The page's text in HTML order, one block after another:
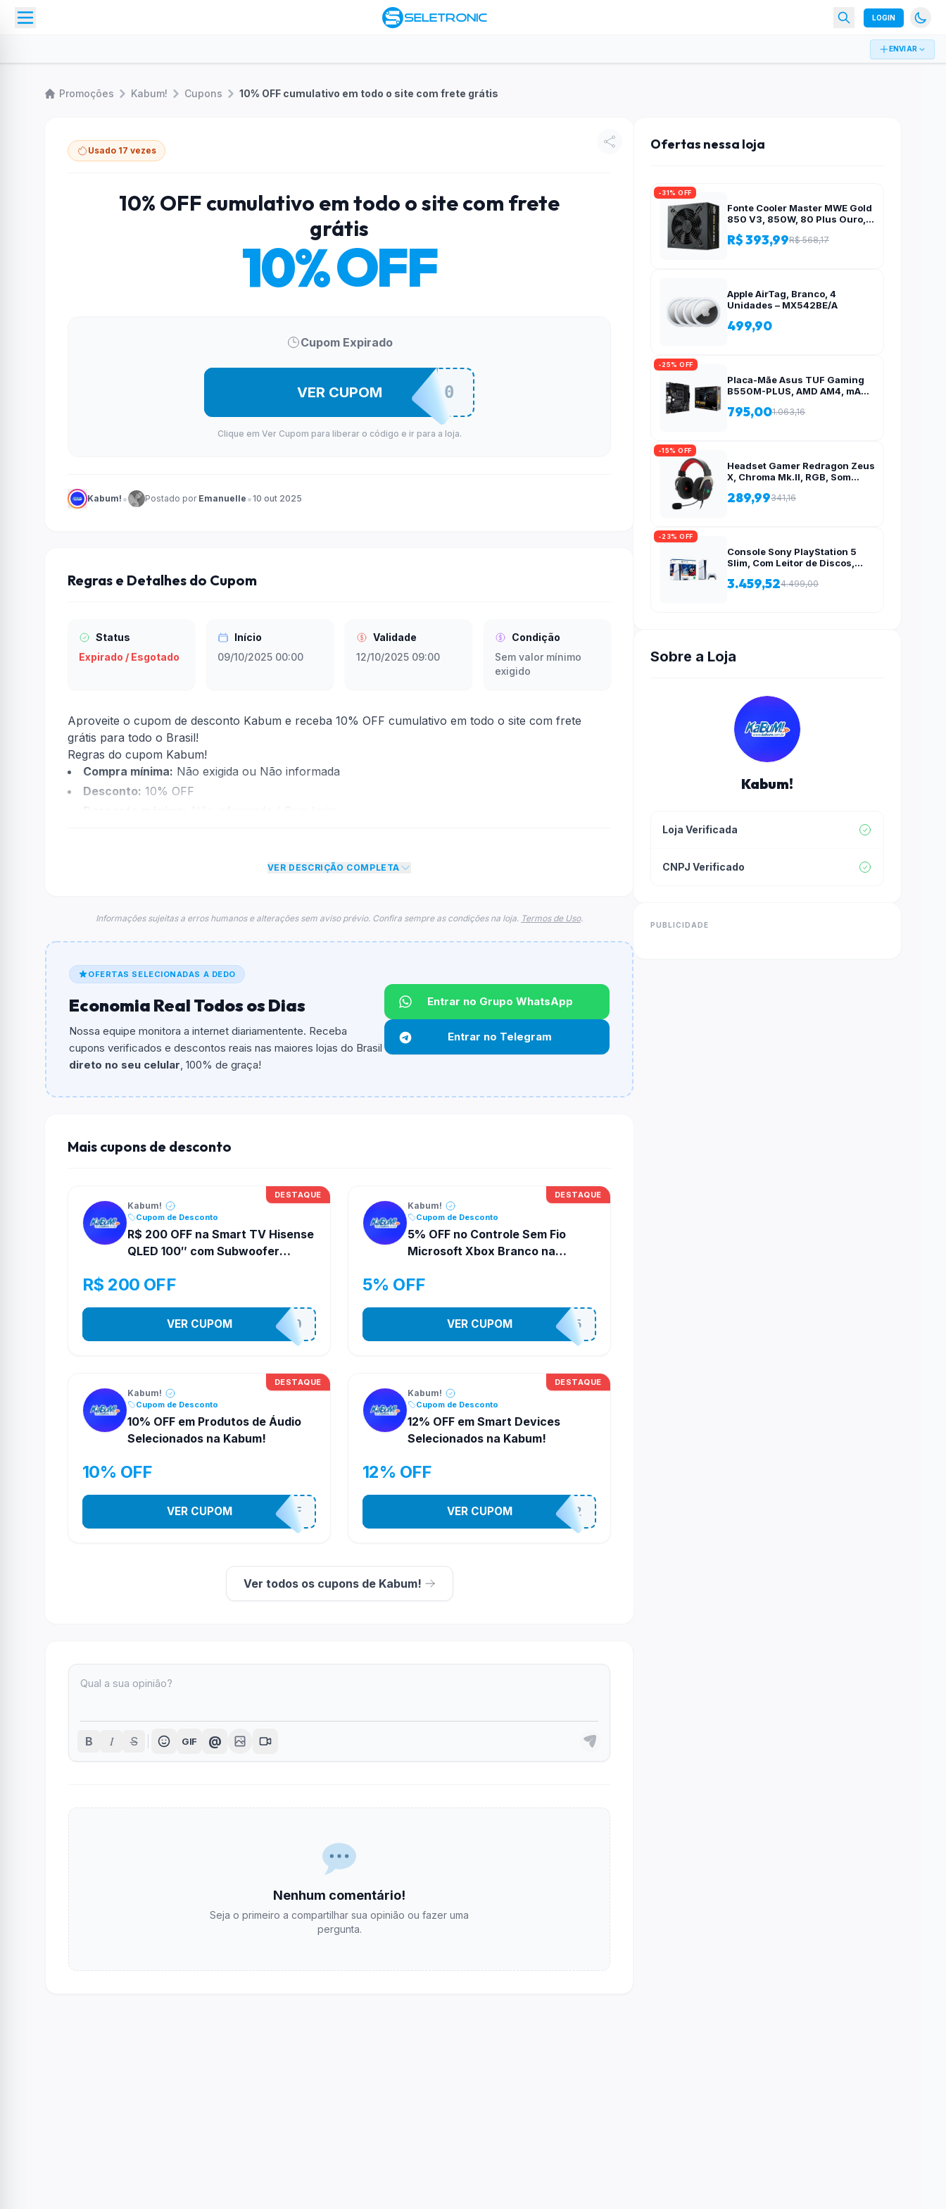
LOGIN
ENVIAR
Promoções Kabum! Cupons 10% OFF cumulativo em todo o site com frete grátis
Usado 17 vezes
10% OFF cumulativo em todo o site com frete
grátis
10% OFF
Cupom Expirado
10DO10
VER CUPOM
Clique em Ver Cupom para liberar o código e ir para a loja.
Kabum! • Postado por Emanuelle •10 out 2025
Regras e Detalhes do Cupom
Status
Expirado / Esgotado
Início
09/10/2025 00:00
Validade
12/10/2025 09:00
Condição
Sem valor mínimo
exigido
Aproveite o cupom de desconto Kabum e receba 10% OFF cumulativo em todo o site com frete
grátis para todo o Brasil!
Regras do cupom Kabum!
Compra mínima: Não exigida ou Não informada
Desconto: 10% OFF
dará um desconto de 10% no total do carrinho, não foram
econtradas informações sobre restrição de teto máximo para esse cupom.
O cupom dá10% OFFem compras.
Qual é o valor minimo de compra?
O valor minimo de compra é Não exigido ou Não informado.
Qual é o desconto máximo?
Não informado ou sem limite.
Funciona em qualquer produto?
podem não aceitar cupons.
VER DESCRIÇÃO COMPLETA
Informações sujeitas a erros humanos e alterações sem aviso prévio. Confira sempre as condições na loja. Termos de Uso.
OFERTAS SELECIONADAS A DEDO
Economia Real Todos os Dias
Nossa equipe monitora a internet diariamentente. Receba
cupons verificados e descontos reais nas maiores lojas do Brasil
direto no seu celular, 100% de graça!
Entrar no Grupo WhatsApp
Entrar no Telegram
Mais cupons de desconto
DESTAQUE
Kabum!
Cupom de Desconto
R$ 200 OFF na Smart TV Hisense
QLED 100″ com Subwoofer
R$ 200 OFF
TELAO200
VER CUPOM
DESTAQUE
Kabum!
Cupom de Desconto
5% OFF no Controle Sem Fio
Microsoft Xbox Branco na
5% OFF
CONTRL5
VER CUPOM
DESTAQUE
Kabum!
Cupom de Desconto
10% OFF em Produtos de Áudio
Selecionados na Kabum!
10% OFF
SOM10OFF
VER CUPOM
DESTAQUE
Kabum!
Cupom de Desconto
12% OFF em Smart Devices
Selecionados na Kabum!
12% OFF
SMARTESTADAO12
VER CUPOM
Ver todos os cupons de Kabum!
B I S GIF @
Nenhum comentário!
Seja o primeiro a compartilhar sua opinião ou fazer uma
pergunta.
Ofertas nessa loja
-31% OFF
Fonte Cooler Master MWE Gold
850 V3, 850W, 80 Plus Ouro,
8506-ACAG-BBR
R$ 393,99R$ 568,17
Apple AirTag, Branco, 4
Unidades – MX542BE/A
499,90
-25% OFF
Placa-Mãe Asus TUF Gaming
B550M-PLUS, AMD AM4, mATX
– 90MB14A0-C1BAY0
795,001.063,16
-15% OFF
Headset Gamer Redragon Zeus
X, Chroma Mk.II, RGB, Som
USB, Preto e Vermelho – H510-
289,99341,16
-23% OFF
Console Sony PlayStation 5
Slim, Com Leitor de Discos,
DualSense + 2 Jogos –
3.459,524.499,00
Sobre a Loja
Kabum!
Loja Verificada
CNPJ Verificado
PUBLICIDADE